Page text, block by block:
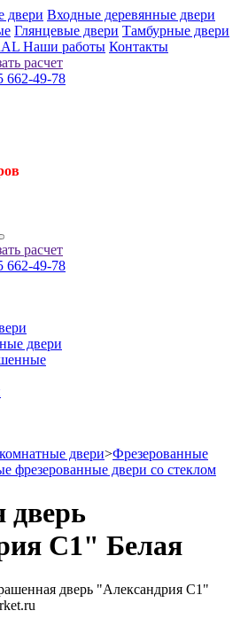
двери Входные деревянные двери
Глянцевые двери Тамбурные двери
Наши работы Контакты
расчет
662-49-78
расчет
662-49-78
двери
двери>Фрезерованные
фрезерованные двери со стеклом
С1" Белая